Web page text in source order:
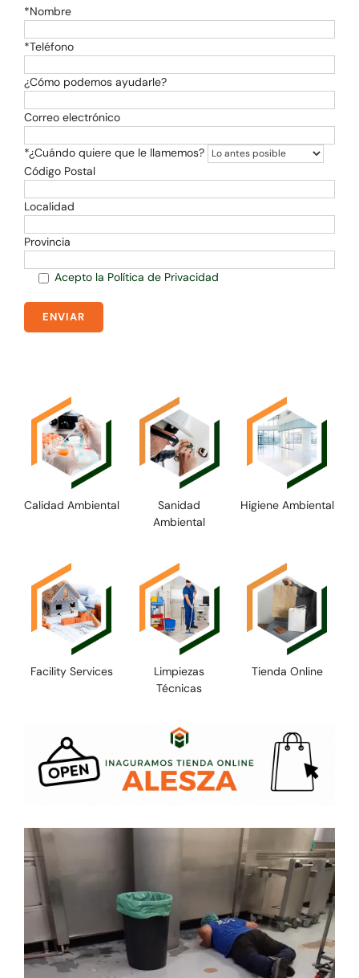
*Nombre
*Teléfono
¿Cómo podemos ayudarle?
Correo electrónico
*¿Cuándo quiere que le llamemos?
Código Postal
Localidad
Provincia
Acepto la Política de Privacidad
Sanidad
Ambiental
Calidad Ambiental Higiene Ambiental
Facility Services
Limpiezas
Técnicas
Tienda Online